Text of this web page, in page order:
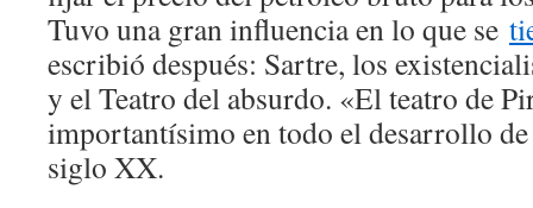
Tuvo una gran influencia en lo que se
escribió después: Sartre, los
y el Teatro del absurdo. «El teatro de
importantísimo en todo el desarrollo
siglo XX.